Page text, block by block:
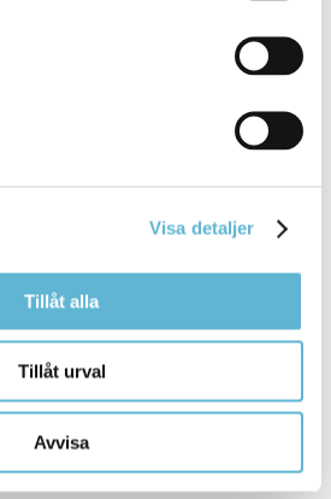
Visa detaljer
Tillåt alla
Tillåt urval
Avvisa